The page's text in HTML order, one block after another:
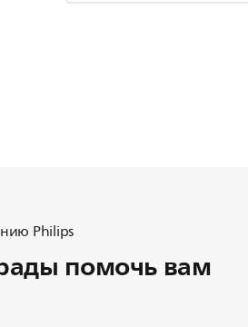
Philips
помочь вам